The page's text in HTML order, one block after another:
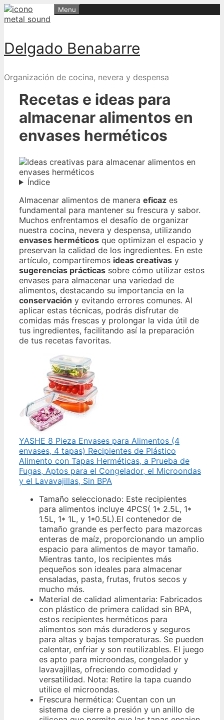
Skip
to
Delgado Benabarre
Organización de cocina, nevera y despensa
Menu
Recetas e ideas para
almacenar alimentos en
envases herméticos
Índice
Almacenar alimentos de manera eficaz es
fundamental para mantener su frescura y sabor.
Muchos enfrentamos el desafío de organizar
nuestra cocina, nevera y despensa, utilizando
envases herméticos que optimizan el espacio y
preservan la calidad de los ingredientes. En este
artículo, compartiremos ideas creativas y
sugerencias prácticas sobre cómo utilizar estos
envases para almacenar una variedad de
alimentos, destacando su importancia en la
conservación y evitando errores comunes. Al
aplicar estas técnicas, podrás disfrutar de
comidas más frescas y prolongar la vida útil de
tus ingredientes, facilitando así la preparación
de tus recetas favoritas.
YASHE 8 Pieza Envases para Alimentos (4
envases, 4 tapas) Recipientes de Plástico
Alimento con Tapas Herméticas, a Prueba de
Fugas, Aptos para el Congelador, el Microondas
y el Lavavajillas, Sin BPA
Tamaño seleccionado: Este recipientes
para alimentos incluye 4PCS( 1* 2.5L, 1*
1.5L, 1* 1L, y 1*0.5L).El contenedor de
tamaño grande es perfecto para mazorcas
enteras de maíz, proporcionando un amplio
espacio para alimentos de mayor tamaño.
Mientras tanto, los recipientes más
pequeños son ideales para almacenar
ensaladas, pasta, frutas, frutos secos y
mucho más.
Material de calidad alimentaria: Fabricados
con plástico de primera calidad sin BPA,
estos recipientes herméticos para
alimentos son más duraderos y seguros
para altas y bajas temperaturas. Se pueden
calentar, enfriar y son reutilizables. El juego
es apto para microondas, congelador y
lavavajillas, ofreciendo comodidad y
versatilidad. Nota: Retire la tapa cuando
utilice el microondas.
Frescura hermética: Cuentan con un
sistema de cierre a presión y un anillo de